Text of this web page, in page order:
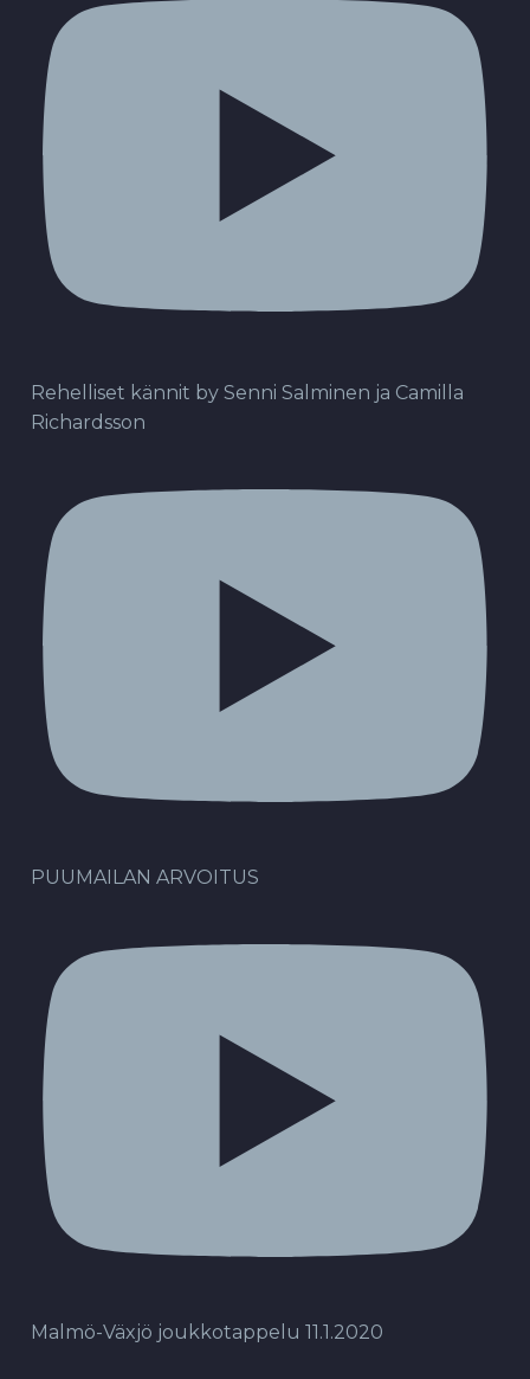
Rehelliset kännit by Senni Salminen ja Camilla
Richardsson
PUUMAILAN ARVOITUS
Malmö-Växjö joukkotappelu 11.1.2020